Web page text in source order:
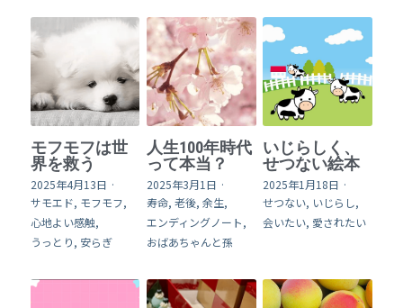
モフモフは世
界を救う
2025年4月13日 ·
サモエド, モフモフ,
心地よい感触,
うっとり, 安らぎ
人生100年時代
って本当？
2025年3月1日 ·
寿命, 老後, 余生,
エンディングノート,
おばあちゃんと孫
いじらしく、
せつない絵本
2025年1月18日 ·
せつない, いじらし,
会いたい, 愛されたい